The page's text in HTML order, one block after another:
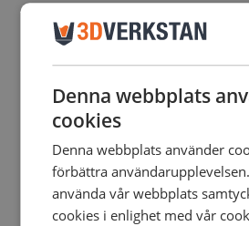
TRE STORA
ULTIMAKER
LOTTA LINDBLAD SEPTEMBER 10,
Nu lanseras Ultimaker Air Manager,
industriell produktionskraft till kontoret
materialbyte, partikelfilter och kontrollerad
utökas S-line portföljen med Ultimaker S3,
Denna webbplats
cookies
Denna webbplats använder
förbättra
använda vår webbplats
cookies i enlighet med vår